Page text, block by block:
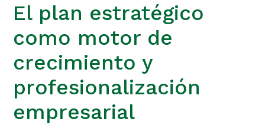
El plan estratégico
como motor de
crecimiento y
profesionalización
empresarial